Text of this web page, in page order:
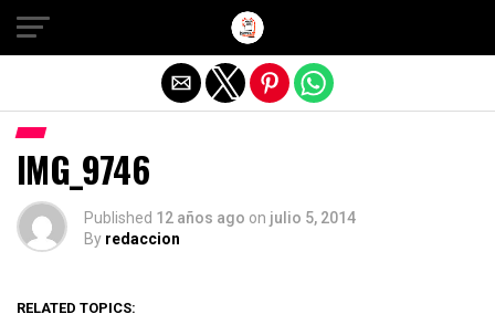
IMG_9746
Published 12 años ago on julio 5, 2014
By redaccion
RELATED TOPICS:
Salir de la versión móvil